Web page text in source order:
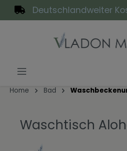
springenDeutschlandweiter
Home Bad
Waschtisch